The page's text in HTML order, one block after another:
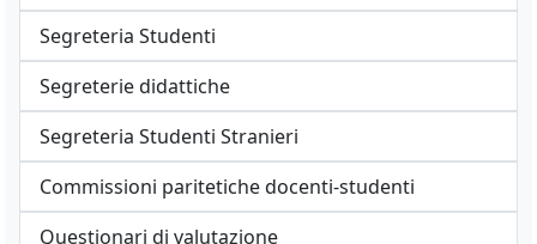
Segreteria Studenti
Segreterie didattiche
Segreteria Studenti Stranieri
Commissioni paritetiche docenti-studenti
Questionari di valutazione